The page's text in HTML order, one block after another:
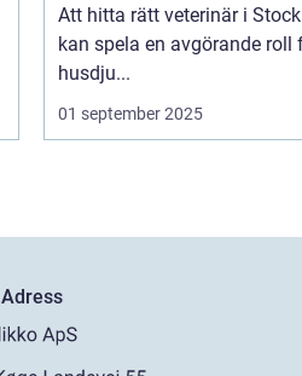
Att hitta rätt veterinär i
kan spela en avgörande roll
husdju...
01 september 2025
Adress